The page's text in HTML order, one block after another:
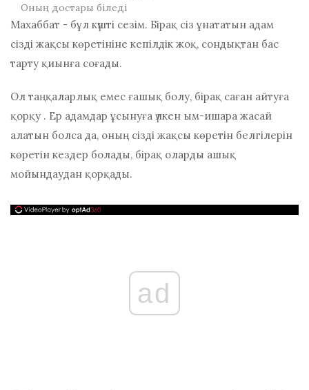
Оның достары біледі
Махаббат - бұл күшті сезім. Бірақ сіз ұнататын адам
сізді жақсы көретініне кепілдік жоқ, сондықтан бас
тарту қиынға соғады.
Ол таңқаларлық емес ғашық болу, бірақ саған айтуға
қорқу . Ер адамдар ұсынуға үлкен ым-ишара жасай
алатын болса да, оның сізді жақсы көретін белгілерін
көретін кездер болады, бірақ оларды ашық
мойындаудан қорқады.
ad